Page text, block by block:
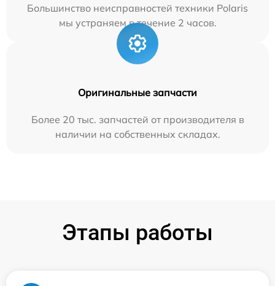
Большинство неисправностей техники Polaris
мы устраняем в течение 2 часов.
Оригинальные запчасти
Более 20 тыс. запчастей от производителя в
наличии на собственных складах.
Этапы работы